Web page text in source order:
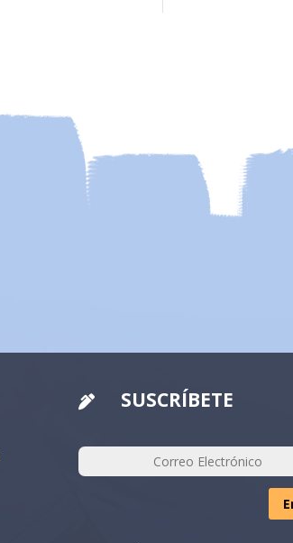
 SUSCRÍBETE